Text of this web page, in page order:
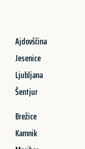
Ajdovščina
Jesenice
Ljubljana
Šentjur
Brežice
Kamnik